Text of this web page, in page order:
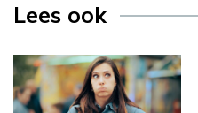
Lees ook